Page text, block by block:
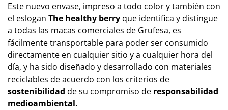
Este nuevo envase, impreso a todo color y también con
el eslogan The healthy berry que identifica y distingue
a todas las macas comerciales de Grufesa, es
fácilmente transportable para poder ser consumido
directamente en cualquier sitio y a cualquier hora del
día, y ha sido diseñado y desarrollado con materiales
reciclables de acuerdo con los criterios de
sostenibilidad de su compromiso de responsabilidad
medioambiental.